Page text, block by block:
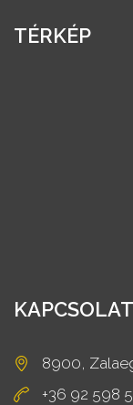
TÉRKÉP
KAPCSOLAT
8900,
+36 92 598